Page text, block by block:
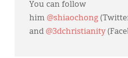
You can follow
him @shiaochong
and @3dchristianity